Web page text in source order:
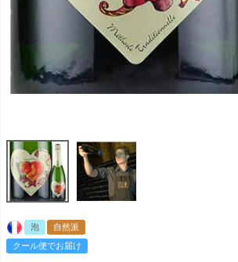
泡
自然派
クール便でお届け